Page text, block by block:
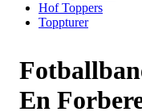
Hof Toppers
Toppturer
En